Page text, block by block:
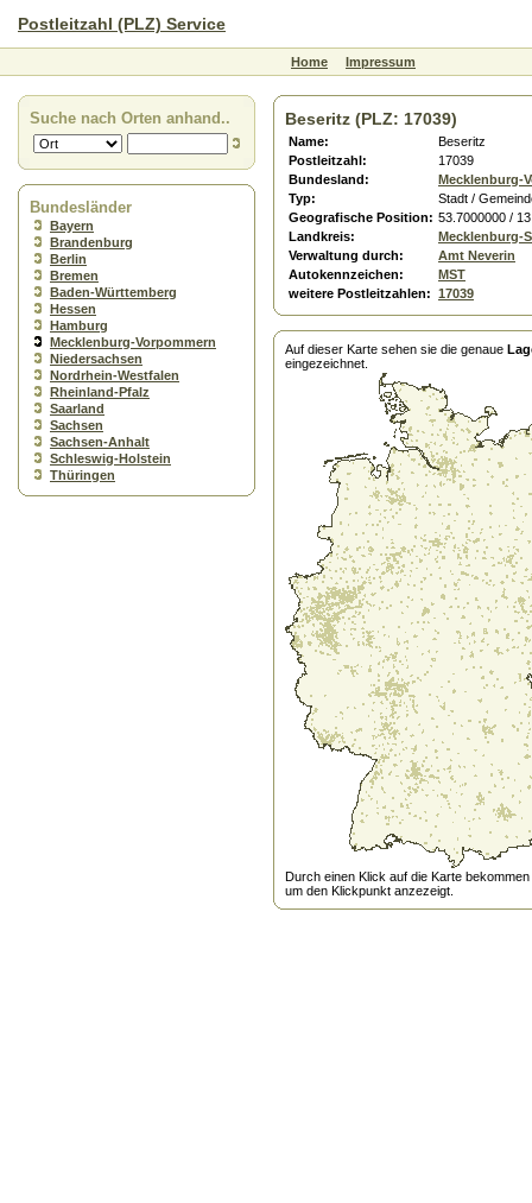
Postleitzahl (PLZ) Service
Home Impressum
Suche nach Orten anhand..
Bundesländer
Bayern
Brandenburg
Berlin
Bremen
Baden-Württemberg
Hessen
Hamburg
Mecklenburg-Vorpommern
Niedersachsen
Nordrhein-Westfalen
Rheinland-Pfalz
Saarland
Sachsen
Sachsen-Anhalt
Schleswig-Holstein
Thüringen
Beseritz (PLZ: 17039)
Name:
Beseritz
Postleitzahl:
17039
Bundesland:
Mecklenburg-
Typ:
Stadt /
Geografische Position: 53.7000000 /
Landkreis:
Mecklenburg-
Verwaltung durch:
Amt Neverin
Autokennzeichen:
MST
weitere Postleitzahlen: 17039
Auf dieser Karte sehen sie die genaue
eingezeichnet.
Durch einen Klick auf die Karte
um den Klickpunkt anzezeigt.